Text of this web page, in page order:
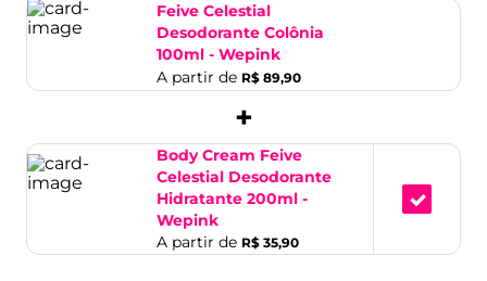
Feive Celestial
Desodorante Colônia
100ml - Wepink
A partir de R$ 89,90
+
Body Cream Feive
Celestial Desodorante
Hidratante 200ml -
Wepink
A partir de R$ 35,90